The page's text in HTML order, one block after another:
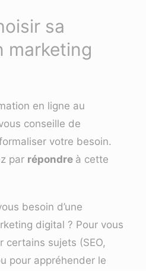
sa
marketing
en ligne au
conseille de
votre besoin.
par répondre à cette
besoin d’une
digital ? Pour vous
certains sujets (SEO,
pour appréhender le